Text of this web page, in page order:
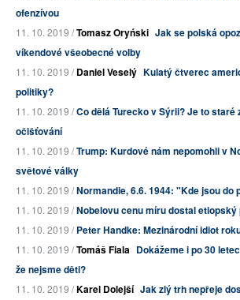
ofenzívou
11. 10. 2019 /Tomasz Oryński Jak se polská
víkendové všeobecné volby
11. 10. 2019 /Daniel Veselý Kulatý čtverec
politiky?
11. 10. 2019 /Co dělá Turecko v Sýrii? Je to staré
očišťování
11. 10. 2019 /Trump: Kurdové nám nepomohli v
světové války
11. 10. 2019 /Normandie, 6.6. 1944: "Kde jsou do
11. 10. 2019 /Nobelovu cenu míru dostal
11. 10. 2019 /Peter Handke: Mezinárodní idiot
11. 10. 2019 /Tomáš Fiala Dokážeme i po 30
že nejsme děti?
11. 10. 2019 /Karel Dolejší Jak zlý trh nepřeje